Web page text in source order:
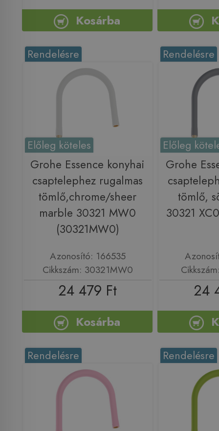
Kosárba
Rendelésre
Előleg köteles
Grohe Essence konyhai
csaptelephez rugalmas
tömlő,chrome/sheer
marble 30321 MW0
(30321MW0)
Azonosító: 166535
Cikkszám: 30321MW0
24 479 Ft
Kosárba
Rendelésre
Előleg
Grohe
tömlő,
30321
24
Rendelésre Rendelésre